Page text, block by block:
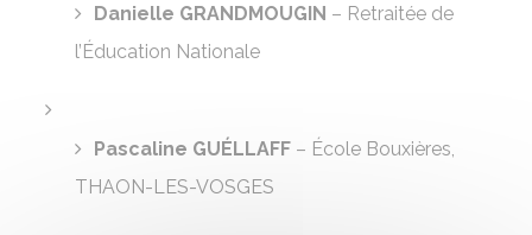
Danielle GRANDMOUGIN – Retraitée de
l’Éducation Nationale
Pascaline GUÉLLAFF – École Bouxières,
THAON-LES-VOSGES